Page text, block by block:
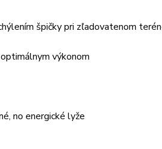
špičky pri zľadovatenom
výkonom
no energické lyže